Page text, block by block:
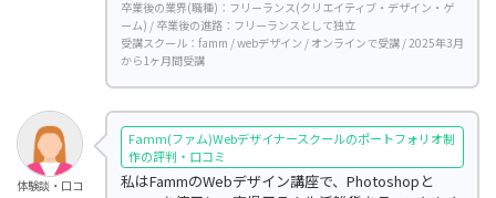
卒業後の業界(職種)：フリーランス(クリエイティブ・デザイン・ゲ
ーム) / 卒業後の進路：フリーランスとして独立
受講スクール：famm / webデザイン / オンラインで受講 / 2025年3月
から1ヶ月間受講
体験談・口コ
Famm(ファム)Webデザイナースクールのポートフォリオ制
作の評判・口コミ
私はFammのWebデザイン講座で、Photoshopと